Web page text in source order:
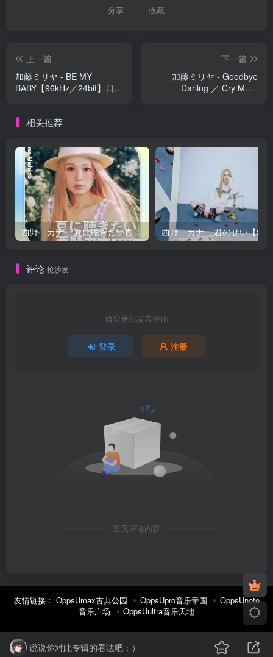
分享 收藏
上一篇
加藤ミリヤ - BE MY
BABY【96kHz／24bit】日本
下一篇
加藤ミリヤ - Goodbye
Darling ／ Cry Me A
相关推荐
西野 カナ – 夏に聴きたい西野カナ2026【44.1kHz／16bit】日本区
评论 抢沙发
请登录后发表评论
登录 注册
暂无评论内容
友情链接： OppsUmax古典公园 OppsUpro音乐帝国
OppsUnote
音乐广场
OppsUultra音乐天地
说说你对此专辑的看法吧：）